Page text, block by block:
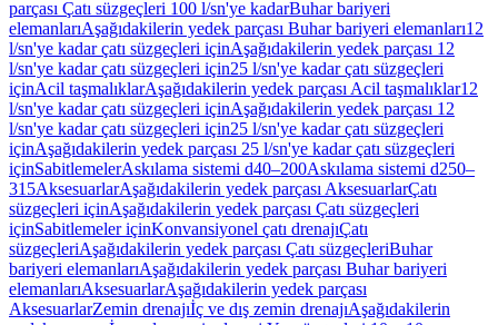
parçası Çatı süzgeçleri 100 l/sn'ye kadarBuhar bariyeri
elemanlarıAşağıdakilerin yedek parçası Buhar bariyeri elemanları12
l/sn'ye kadar çatı süzgeçleri içinAşağıdakilerin yedek parçası 12
l/sn'ye kadar çatı süzgeçleri için25 l/sn'ye kadar çatı süzgeçleri
içinAcil taşmalıklarAşağıdakilerin yedek parçası Acil taşmalıklar12
l/sn'ye kadar çatı süzgeçleri içinAşağıdakilerin yedek parçası 12
l/sn'ye kadar çatı süzgeçleri için25 l/sn'ye kadar çatı süzgeçleri
içinAşağıdakilerin yedek parçası 25 l/sn'ye kadar çatı süzgeçleri
içinSabitlemelerAskılama sistemi d40–200Askılama sistemi d250–
315AksesuarlarAşağıdakilerin yedek parçası AksesuarlarÇatı
süzgeçleri içinAşağıdakilerin yedek parçası Çatı süzgeçleri
içinSabitlemeler içinKonvansiyonel çatı drenajıÇatı
süzgeçleriAşağıdakilerin yedek parçası Çatı süzgeçleriBuhar
bariyeri elemanlarıAşağıdakilerin yedek parçası Buhar bariyeri
elemanlarıAksesuarlarAşağıdakilerin yedek parçası
AksesuarlarZemin drenajıİç ve dış zemin drenajıAşağıdakilerin